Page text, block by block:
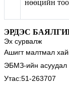
нөөцийн
ЭРДЭС
Эх сурвалж
Ашигт малтмал
ЭБМЗ-ийн асуудал
Утас:51-263707